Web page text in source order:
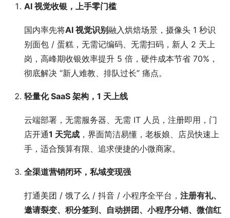
AI 视觉收银，上手零门槛
国内率先将AI 视觉识别融入烘焙场景，摄像头 1 秒识
别面包 / 蛋糕，无需记编码、无需扫码，新人 2 天上
岗，高峰期收银效率提升 5 倍，硬件成本节省 70%，
彻底解决 “新人难教、排队过长” 痛点。
轻量化 SaaS 架构，1 天上线
云端部署，无需服务器、无需 IT 人员，注册即用，门
店开通1 天完成 ，界面简洁易懂，老板娘、店员快速上
手，适合预算有限、追求便捷的小微商家。
全渠道营销闭环，私域变现强
打通美团 / 饿了么 / 抖音 / 小程序全平台， 注册有礼、
邀请裂变、积分签到、自动拼团、小程序分销、微信红